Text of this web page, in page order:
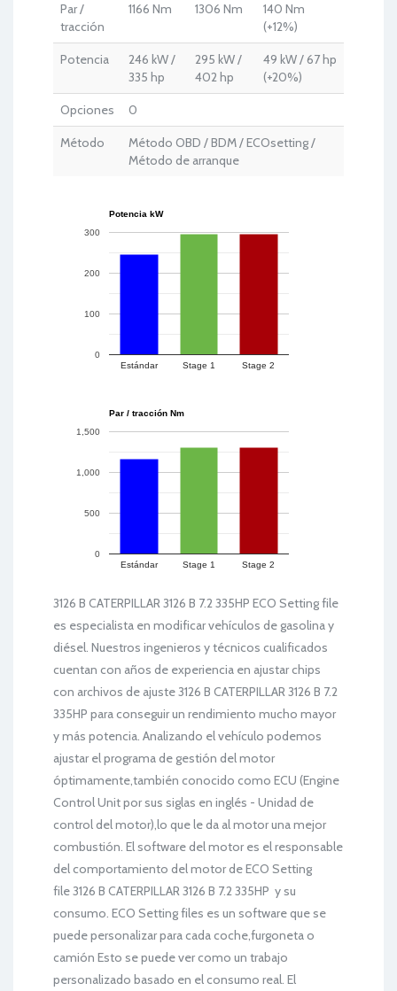
Par /
tracción
1166 Nm 1306 Nm
140 Nm
(+12%)
Potencia
246 kW /
335 hp
295 kW /
402 hp
49 kW / 67 hp
(+20%)
Opciones 0
Método
Método OBD / BDM / ECOsetting /
Método de arranque
Potencia kW
Estándar Stage 1 Stage 2
0
100
200
300
Par / tracción Nm
Estándar Stage 1 Stage 2
0
500
1,000
1,500
3126 B CATERPILLAR 3126 B 7.2 335HP ECO Setting file
es especialista en modificar vehículos de gasolina y
diésel. Nuestros ingenieros y técnicos cualificados
cuentan con años de experiencia en ajustar chips
con archivos de ajuste 3126 B CATERPILLAR 3126 B 7.2
335HP para conseguir un rendimiento mucho mayor
y más potencia. Analizando el vehículo podemos
ajustar el programa de gestión del motor
óptimamente,también conocido como ECU (Engine
Control Unit por sus siglas en inglés - Unidad de
control del motor),lo que le da al motor una mejor
combustión. El software del motor es el responsable
del comportamiento del motor de ECO Setting
file 3126 B CATERPILLAR 3126 B 7.2 335HP y su
consumo. ECO Setting files es un software que se
puede personalizar para cada coche,furgoneta o
camión Esto se puede ver como un trabajo
personalizado basado en el consumo real. El